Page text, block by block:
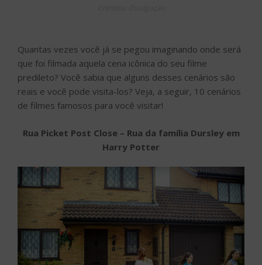
Quantas vezes você já se pegou imaginando onde será
que foi filmada aquela cena icônica do seu filme
predileto? Você sabia que alguns desses cenários são
reais e você pode visita-los? Veja, a seguir, 10 cenários
de filmes famosos para você visitar!
Rua Picket Post Close – Rua da família Dursley em
Harry Potter